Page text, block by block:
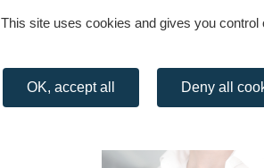
This site uses cookies and gives you
OK, accept all Deny all